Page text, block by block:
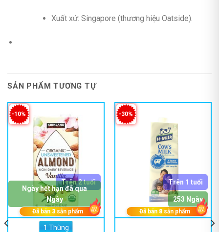
Xuất xứ: Singapore (thương hiệu Oatside).
SẢN PHẨM TƯƠNG TỰ
-10%
1 Thùng
Trên 2 tuổi
Ngày hết hạn đã qua
Ngày
Đã bán 3 sản phẩm
Sản
-30%
Trên 1 tuổi
253 Ngày
Đã bán 8 sản phẩm